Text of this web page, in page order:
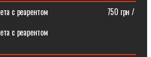
с реарентом ⠀⠀⠀⠀⠀⠀⠀⠀⠀⠀750 грн /
с реарентом